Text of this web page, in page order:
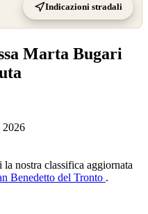
Indicazioni stradali
Marta Bugari
2026
la nostra classifica aggiornata
Benedetto del Tronto .